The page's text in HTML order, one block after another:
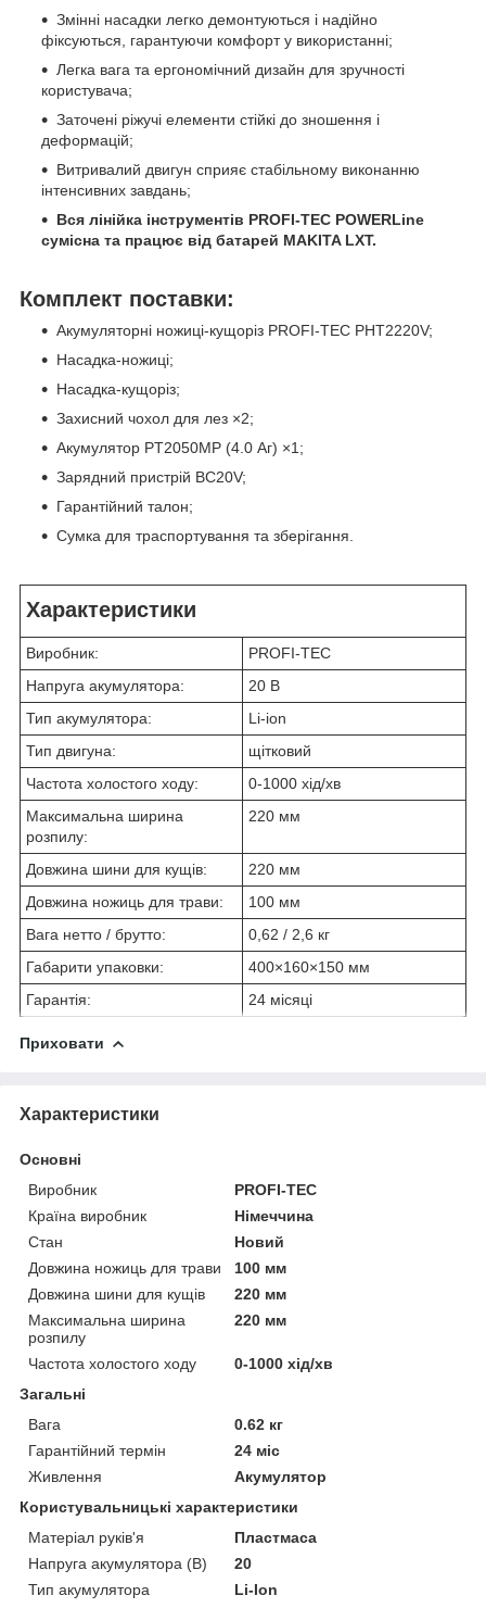
Змінні насадки легко демонтуються і надійно
фіксуються, гарантуючи комфорт у використанні;
Легка вага та ергономічний дизайн для зручності
користувача;
Заточені ріжучі елементи стійкі до зношення і
деформацій;
Витривалий двигун сприяє стабільному виконанню
інтенсивних завдань;
Вся лінійка інструментів PROFI-TEC POWERLine
сумісна та працює від батарей MAKITA LXT.
Комплект поставки:
Акумуляторні ножиці-кущоріз PROFI-TEC PHT2220V;
Насадка-ножиці;
Насадка-кущоріз;
Захисний чохол для лез ×2;
Акумулятор PT2050MP (4.0 Аг) ×1;
Зарядний пристрій BC20V;
Гарантійний талон;
Сумка для траспортування та зберігання.
Характеристики
Виробник:
PROFI-TEC
Напруга акумулятора:
20 В
Тип акумулятора:
Li-ion
Тип двигуна:
щітковий
Частота холостого ходу:
0-1000 хід/хв
Максимальна ширина
розпилу:
220 мм
Довжина шини для кущів:
220 мм
Довжина ножиць для трави:
100 мм
Вага нетто / брутто:
0,62 / 2,6 кг
Габарити упаковки:
400×160×150 мм
Гарантія:
24 місяці
Приховати
Характеристики
Основні
Виробник
PROFI-TEC
Країна виробник
Німеччина
Стан
Новий
Довжина ножиць для трави
100 мм
Довжина шини для кущів
220 мм
Максимальна ширина
розпилу
220 мм
Частота холостого ходу
0-1000 хід/хв
Загальні
Вага
0.62 кг
Гарантійний термін
24 міс
Живлення
Акумулятор
Користувальницькі характеристики
Матеріал руків'я
Пластмаса
Напруга акумулятора (В)
20
Тип акумулятора
Li-Ion